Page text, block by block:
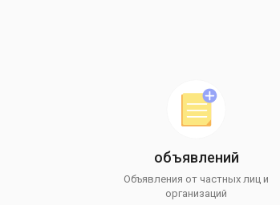
объявлений
Объявления от частных лиц и
организаций